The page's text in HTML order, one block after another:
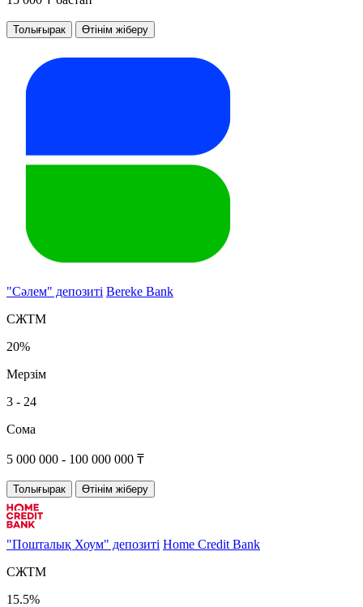
Толығырак Өтінім жіберу
"Сәлем" депозиті Bereke Bank
СЖТМ
20%
Мерзім
3 - 24
Сома
5 000 000 - 100 000 000 ₸
Толығырак Өтінім жіберу
"Пошталық Хоум" депозиті Home Credit Bank
СЖТМ
15.5%